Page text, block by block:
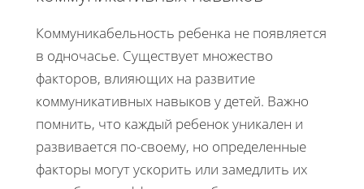
Коммуникабельность ребенка не появляется
в одночасье. Существует множество
факторов, влияющих на развитие
коммуникативных навыков у детей. Важно
помнить, что каждый ребенок уникален и
развивается по-своему, но определенные
факторы могут ускорить или замедлить их